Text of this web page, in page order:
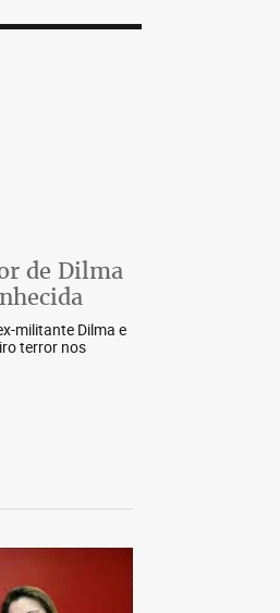
de Dilma
militante Dilma e
terror nos